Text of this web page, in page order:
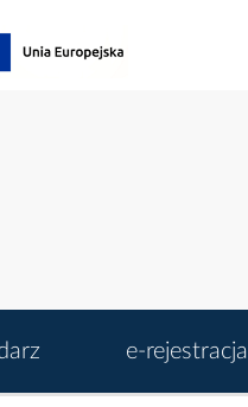
e-rejestracja